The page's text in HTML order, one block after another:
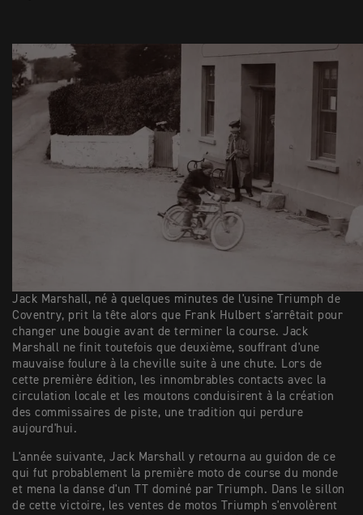
Jack Marshall, né à quelques minutes de l'usine Triumph de
Coventry, prit la tête alors que Frank Hulbert s'arrêtait pour
changer une bougie avant de terminer la course. Jack
Marshall ne finit toutefois que deuxième, souffrant d'une
mauvaise foulure à la cheville suite à une chute. Lors de
cette première édition, les innombrables contacts avec la
circulation locale et les moutons conduisirent à la création
des commissaires de piste, une tradition qui perdure
aujourd'hui.
L'année suivante, Jack Marshall y retourna au guidon de ce
qui fut probablement la première moto de course du monde
et mena la danse d'un TT dominé par Triumph. Dans le sillon
de cette victoire, les ventes de motos Triumph s'envolèrent